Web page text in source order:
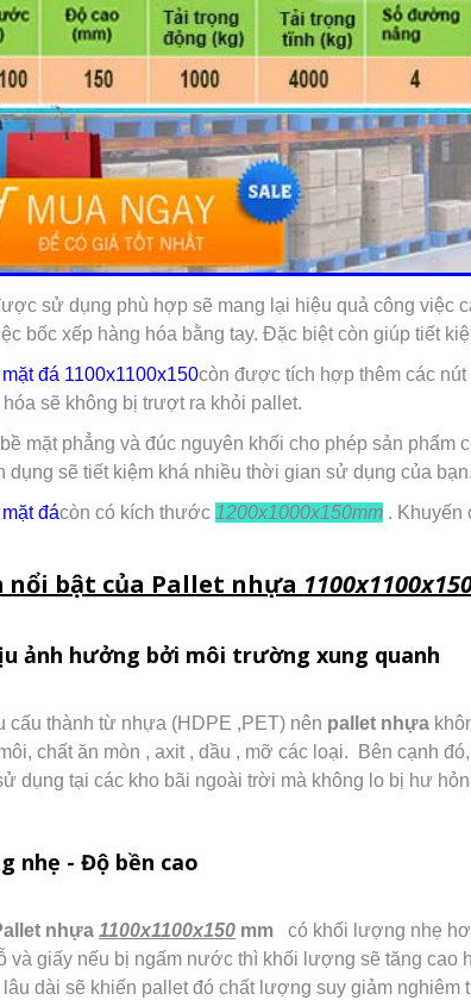
sử dụng phù hợp sẽ mang lại hiệu quả công việc
bốc xếp hàng hóa bằng tay. Đặc biệt còn giúp tiết
đá 1100x1100x150còn được tích hợp thêm các
sẽ không bị trượt ra khỏi pallet.
mặt phẳng và đúc nguyên khối cho phép sản
dụng sẽ tiết kiệm khá nhiều thời gian sử dụng của
đácòn có kích thước 1200x1000x150mm . Khuyến
nổi bật của Pallet nhựa
ảnh hưởng bởi môi trường xung quanh
cấu thành từ nhựa (HDPE ,PET) nên pallet nhựa
chất ăn mòn , axit , dầu , mỡ các loại. Bên cạnh
dụng tại các kho bãi ngoài trời mà không lo bị hư
nhẹ - Độ bền cao
nhựa1100x1100x150 mmcó khối lượng nhẹ
và giấy nếu bị ngấm nước thì khối lượng sẽ tăng
lâu dài sẽ khiến pallet đó chất lượng suy giảm nghiêm